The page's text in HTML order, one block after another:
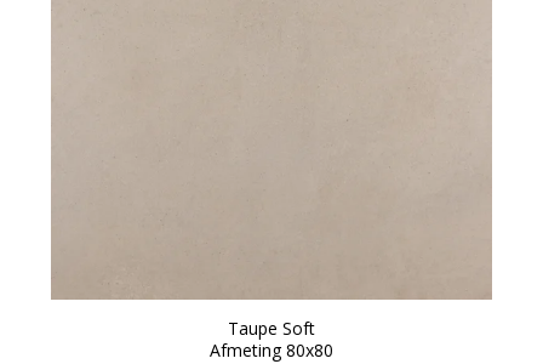
Taupe Soft
Afmeting 80x80